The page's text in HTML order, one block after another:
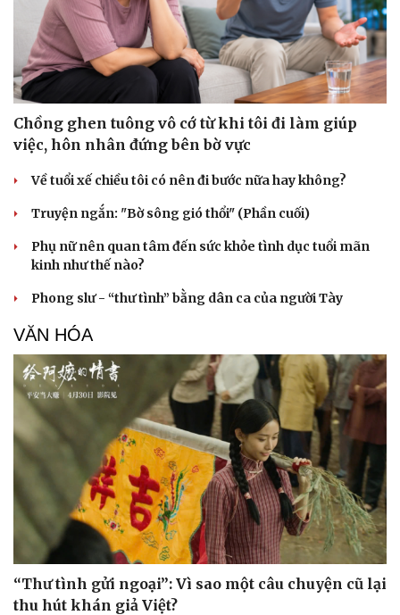
Văn hóa
Sân khấu - Điện ảnh
Văn học
Âm nhạc
Di sản
Giải trí
Nghệ sĩ
Thời trang
Sao Việt
Chồng ghen tuông vô cớ từ khi tôi đi làm giúp
việc, hôn nhân đứng bên bờ vực
Về tuổi xế chiều tôi có nên đi bước nữa hay không?
Truyện ngắn: "Bờ sông gió thổi" (Phần cuối)
Phụ nữ nên quan tâm đến sức khỏe tình dục tuổi mãn
kinh như thế nào?
Phong slư - “thư tình” bằng dân ca của người Tày
VĂN HÓA
“Thư tình gửi ngoại”: Vì sao một câu chuyện cũ lại
thu hút khán giả Việt?